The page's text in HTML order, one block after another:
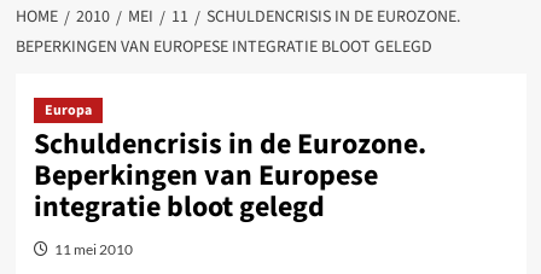
HOME 2010 MEI 11
SCHULDENCRISIS IN DE EUROZONE.
BEPERKINGEN VAN EUROPESE INTEGRATIE BLOOT GELEGD
Europa
Schuldencrisis in de Eurozone.
Beperkingen van Europese
integratie bloot gelegd
11 mei 2010